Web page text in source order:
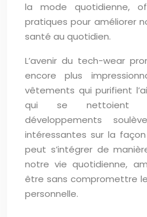
la mode quotidienne,
pratiques pour améliorer
santé au quotidien.
L’avenir du tech-wear
encore plus
vêtements qui purifient
qui se nettoient
développements
intéressantes sur la
peut s’intégrer de
notre vie quotidienne,
être sans compromettre le
personnelle.